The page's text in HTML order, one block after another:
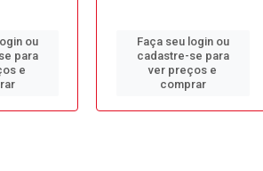
ou
para
e
Faça seu login ou
cadastre-se para
ver preços e
comprar